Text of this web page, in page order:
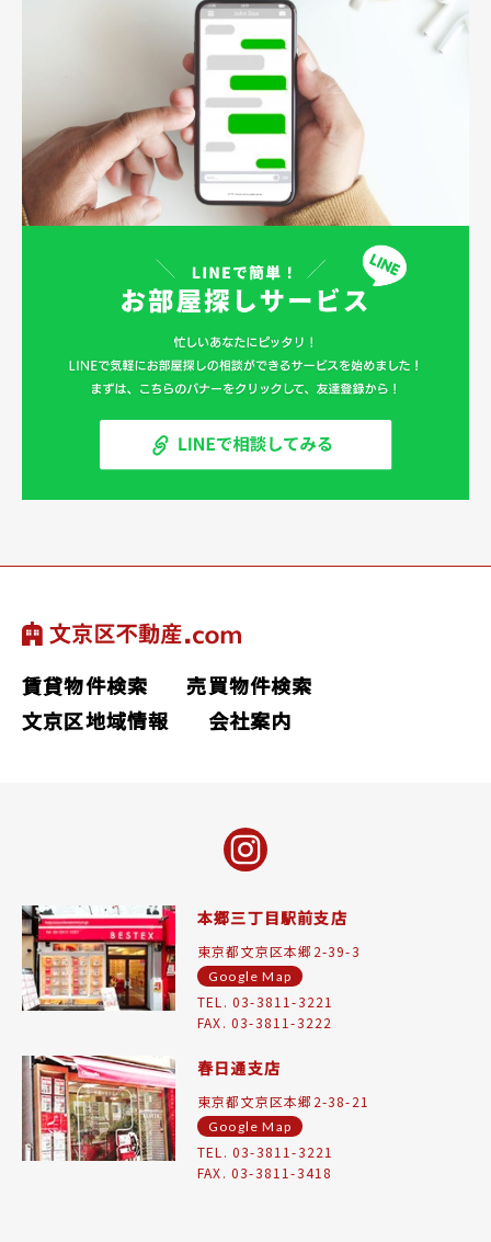
賃貸物件検索
売買物件検索
文京区地域情報
会社案内
本郷三丁目駅前支店
東京都文京区本郷2-39-3
Google Map
TEL. 03-3811-3221
FAX. 03-3811-3222
春日通支店
東京都文京区本郷2-38-21
Google Map
TEL. 03-3811-3221
FAX. 03-3811-3418